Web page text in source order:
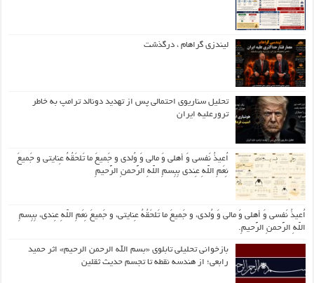
لیندزی گراهام ، درگذشت
تحلیل سناریوی احتمالی پس از تهدید دونالد ترامپ به خاطر
ترورعلیه ایران
اُعیذُ نَفسی وَ أهلی وَ مالی وَ وُلدی و جَمیعَ ما تَلحَقُهُ عِنایتی و جَمیعَ
نِعَمِ اللّهِ عِندی بِبِسمِ اللّهِ الرَّحمنِ الرَّحیمِ
اُعیذُ نَفسی وَ أهلی وَ مالی وَ وُلدی، و جَمیعَ ما تَلحَقُهُ عِنایتی، و جَمیعَ نِعَمِ اللّهِ عِندی، بِبِسمِ
اللّهِ الرَّحمنِ الرَّحیمِ.
بازخوانی تحلیلی تابلوی «بسم الله الرحمن الرحیم» اثر حمید
رابعی؛ از هندسه نقطه تا تجسم حدیث ثقلین